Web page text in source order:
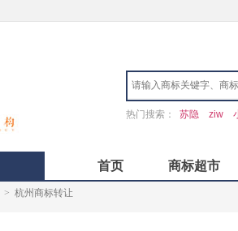
热门搜索： 苏隐 ziw
首页 商标超市
> 杭州商标转让